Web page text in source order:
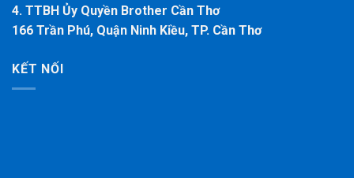
4. TTBH Ủy Quyền Brother Cần Thơ
166 Trần Phú, Quận Ninh Kiều, TP. Cần Thơ
KẾT NỐI